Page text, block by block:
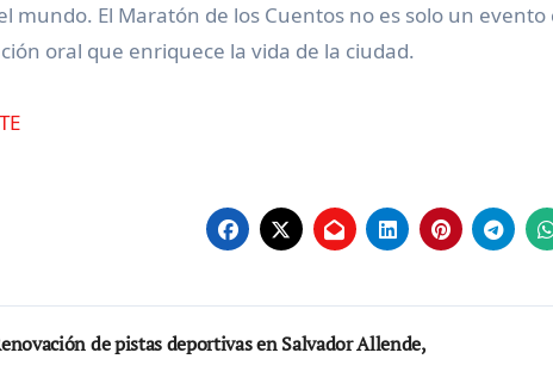
mundo. El Maratón de los Cuentos no es solo un
oral que enriquece la vida de la ciudad.
de pistas deportivas en Salvador Allende,